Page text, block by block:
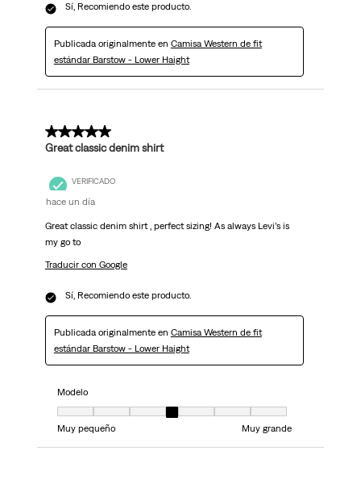
Sí, Recomiendo este producto.
Publicada originalmente en Camisa Western de fit
estándar Barstow - Lower Haight
5 de 5 estrellas.
Great classic denim shirt
VERIFICADO
hace un día
Great classic denim shirt , perfect sizing! As always Levi’s is
my go to
Traducir con Google
Sí, Recomiendo este producto.
Publicada originalmente en Camisa Western de fit
estándar Barstow - Lower Haight
Modelo
Modelo, 4 de 7, donde 1 es igual a Muy pequeño y 7 es igual a Muy
Muy pequeño
Muy grande